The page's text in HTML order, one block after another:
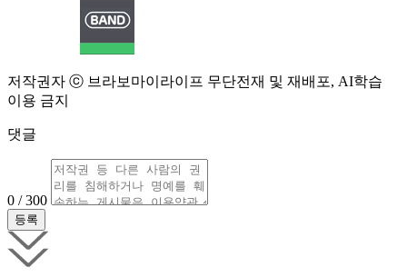
저작권자 ⓒ 브라보마이라이프 무단전재 및 재배포, AI학습
이용 금지
댓글
0 / 300